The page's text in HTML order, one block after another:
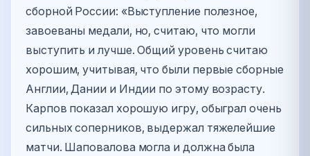
сборной России: «Выступление полезное,
завоеваны медали, но, считаю, что могли
выступить и лучше. Общий уровень считаю
хорошим, учитывая, что были первые сборные
Англии, Дании и Индии по этому возрасту.
Карпов показал хорошую игру, обыграл очень
сильных соперников, выдержал тяжелейшие
матчи. Шаповалова могла и должна была